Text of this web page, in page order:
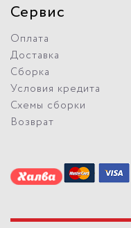
Сервис
Оплата
Доставка
Сборка
Условия кредита
Схемы сборки
Возврат